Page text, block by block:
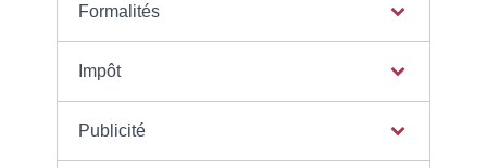
Formalités
Impôt
Publicité